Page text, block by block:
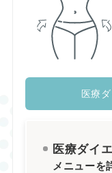
医療
医療ダイ
メニューを